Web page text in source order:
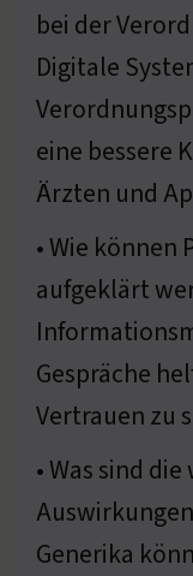
bei der
Digitale
eine bessere
Ärzten und
• Wie können
aufgeklärt
Gespräche
Vertrauen zu
• Was sind
Generika